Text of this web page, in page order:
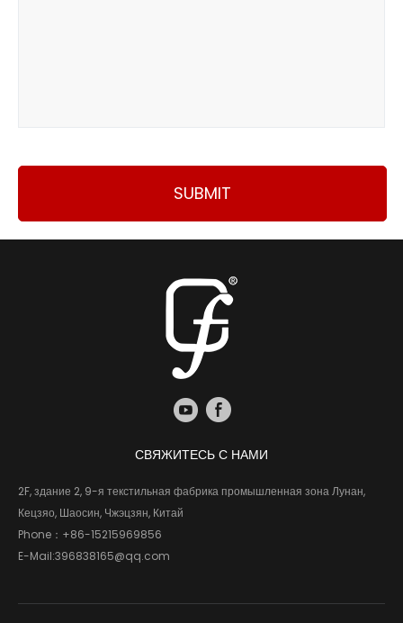
SUBMIT
СВЯЖИТЕСЬ С НАМИ
2F, здание 2, 9-я текстильная фабрика промышленная зона Лунан,
Кецзяо, Шаосин, Чжэцзян, Китай
Phone： +86-15215969856
E-Mail:396838165@qq.com